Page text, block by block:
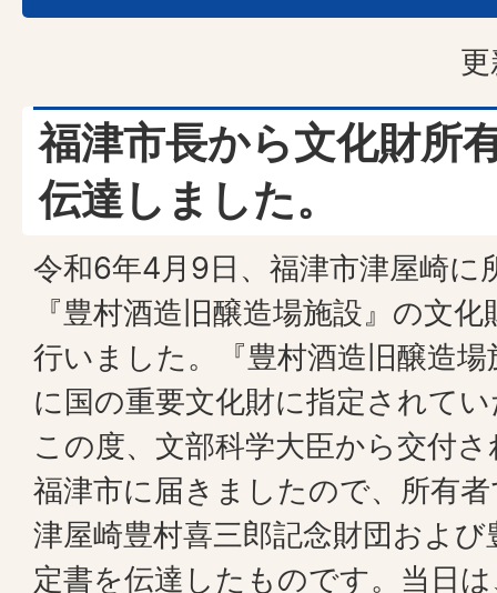
福津市長から文化財所
伝達しました。
令和6年4月9日、福津市津屋崎に
『豊村酒造旧醸造場施設』の文
行いました。『豊村酒造旧醸造
に国の重要文化財に指定されて
この度、文部科学大臣から交付
福津市に届きましたので、所有
津屋崎豊村喜三郎記念財団およ
定書を伝達したものです。当日